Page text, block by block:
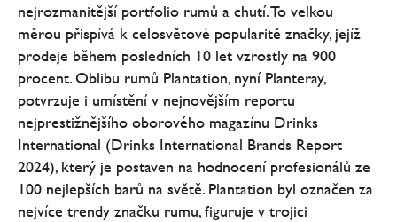
nejrozmanitější portfolio rumů a chutí. To velkou
měrou přispívá k celosvětové popularitě značky, jejíž
prodeje během posledních 10 let vzrostly na 900
procent. Oblibu rumů Plantation, nyní Planteray,
potvrzuje i umístění v nejnovějším reportu
nejprestižnějšího oborového magazínu Drinks
International (Drinks International Brands Report
2024), který je postaven na hodnocení profesionálů ze
100 nejlepších barů na světě. Plantation byl označen za
nejvíce trendy značku rumu, figuruje v trojici